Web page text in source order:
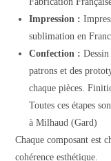
Impression :
sublimation en
Confection :
patrons et des
chaque pièces.
Toutes ces étapes
à Milhaud (Gard)
Chaque composant est
cohérence esthétique.